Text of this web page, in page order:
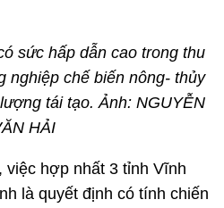
sức hấp dẫn cao trong thu
nghiệp chế biến nông- thủy
tái tạo. Ảnh: NGUYỄN
HẢI
hợp nhất 3 tỉnh Vĩnh
là quyết định có tính chiến